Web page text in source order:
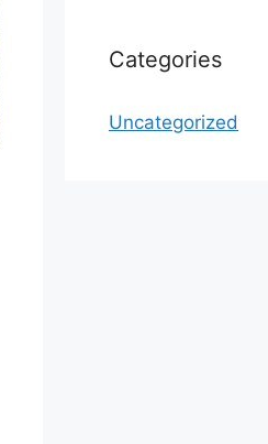
Categories
Uncategorized